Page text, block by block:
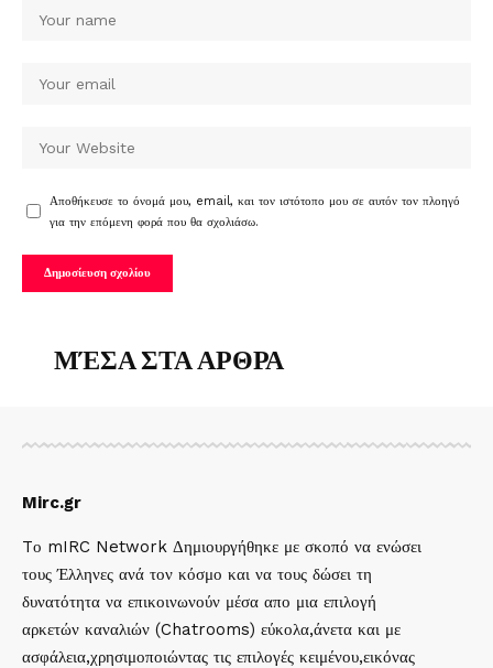
Αποθήκευσε το όνομά μου, email, και τον ιστότοπο μου σε αυτόν τον πλοηγό
για την επόμενη φορά που θα σχολιάσω.
ΜΈΣΑ ΣΤΑ ΑΡΘΡΑ
Mirc.gr
Tο mIRC Network Δημιουργήθηκε με σκοπό να ενώσει
τους Έλληνες ανά τον κόσμο και να τους δώσει τη
δυνατότητα να επικοινωνούν μέσα απο μια επιλογή
αρκετών καναλιών (Chatrooms) εύκολα,άνετα και με
ασφάλεια,χρησιμοποιώντας τις επιλογές κειμένου,εικόνας